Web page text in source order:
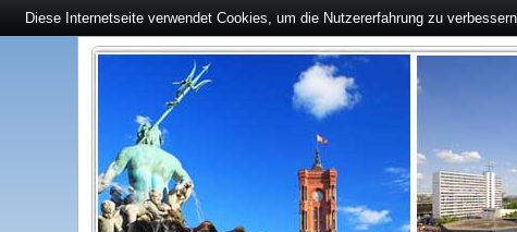
Diese Internetseite verwendet Cookies, um die Nutzererfahrung zu